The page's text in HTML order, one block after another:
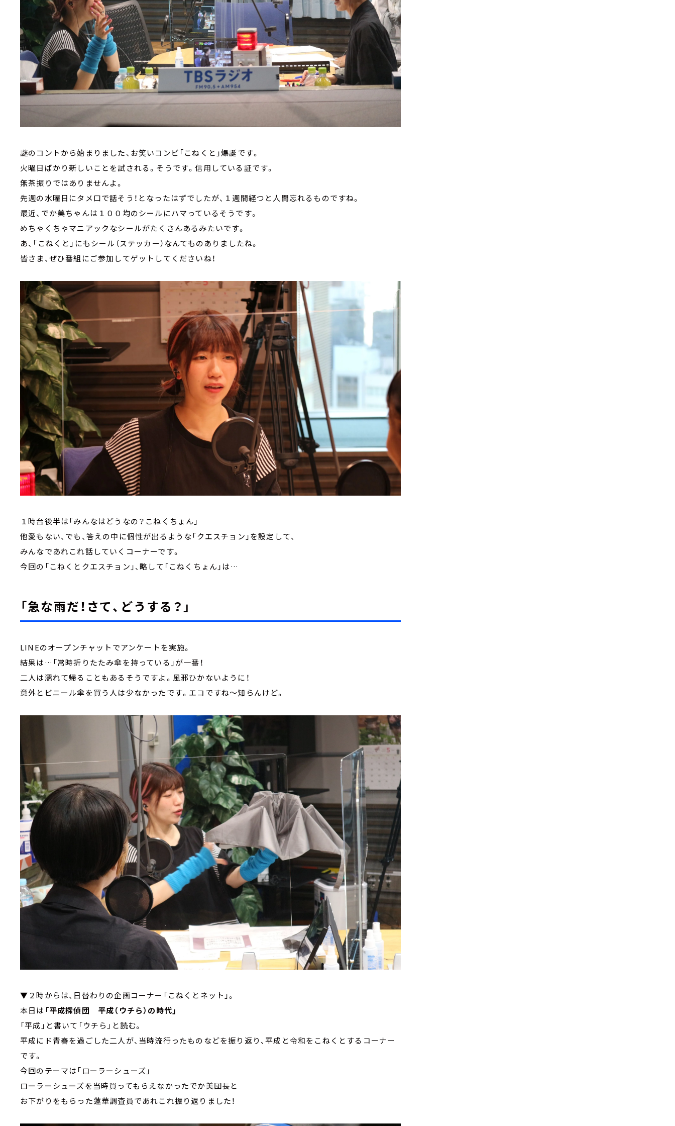
謎のコントから始まりました、お笑いコンビ「こねくと」爆誕です。
火曜日ばかり新しいことを試される。そうです。信用している証です。
無茶振りではありませんよ。
先週の水曜日にタメ口で話そう！となったはずでしたが、１週間経つと人間忘れるものですね。
最近、でか美ちゃんは１００均のシールにハマっているそうです。
めちゃくちゃマニアックなシールがたくさんあるみたいです。
あ、「こねくと」にもシール（ステッカー）なんてものありましたね。
皆さま、ぜひ番組にご参加してゲットしてくださいね！
１時台後半は「みんなはどうなの？こねくちょん」
他愛もない、でも、答えの中に個性が出るような「クエスチョン」を設定して、
みんなであれこれ話していくコーナーです。
今回の「こねくとクエスチョン」、略して「こねくちょん」は…
「急な雨だ！さて、どうする？」
LINEのオープンチャットでアンケートを実施。
結果は…「常時折りたたみ傘を持っている」が一番！
二人は濡れて帰ることもあるそうですよ。風邪ひかないように！
意外とビニール傘を買う人は少なかったです。エコですね～知らんけど。
▼２時からは、日替わりの企画コーナー「こねくとネット」。
本日は 「平成探偵団 平成（ウチら）の時代」
「平成」と書いて「ウチら」と読む。
平成にド青春を過ごした二人が、当時流行ったものなどを振り返り、平成と令和をこねくとするコーナー
です。
今回のテーマは「ローラーシューズ」
ローラーシューズを当時買ってもらえなかったでか美団長と
お下がりをもらった蓮華調査員であれこれ振り返りました！